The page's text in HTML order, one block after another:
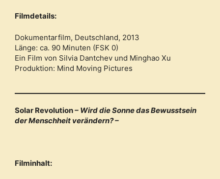
Filmdetails:
Dokumentarfilm, Deutschland, 2013
Länge: ca. 90 Minuten (FSK 0)
Ein Film von Silvia Dantchev und Minghao Xu
Produktion: Mind Moving Pictures
Solar Revolution– Wird die Sonne das Bewusstsein
der Menschheit verändern? –
Filminhalt: